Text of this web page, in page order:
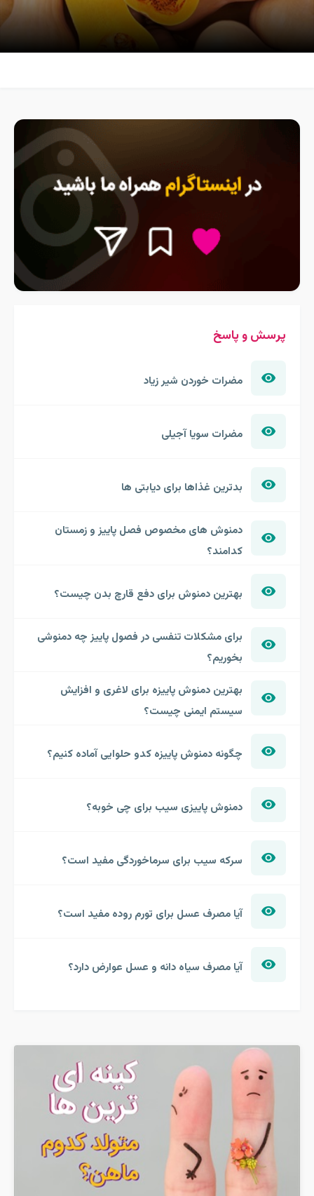
پرسش و پاسخ
مضرات خوردن شیر زیاد
مضرات سویا آجیلی
بدترین غذاها برای دیابتی ها
دمنوش های مخصوص فصل پاییز و زمستان
کدامند؟
بهترین دمنوش برای دفع قارچ بدن چیست؟
برای مشکلات تنفسی در فصول پاییز چه دمنوشی
بخوریم؟
بهترین دمنوش پاییزه برای لاغری و افزایش
سیستم ایمنی چیست؟
چگونه دمنوش پاییزه کدو حلوایی آماده کنیم؟
دمنوش پاییزی سیب برای چی خوبه؟
سرکه سیب برای سرماخوردگی مفید است؟
آیا مصرف عسل برای تورم روده مفید است؟
آیا مصرف سیاه دانه و عسل عوارض دارد؟